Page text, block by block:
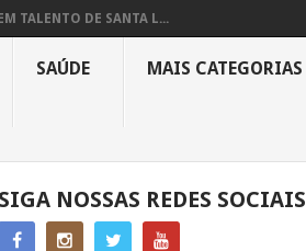
TALENTO DE SANTA L...
SAÚDE MAIS CATEGORIAS
SIGA NOSSAS REDES SOCIAIS